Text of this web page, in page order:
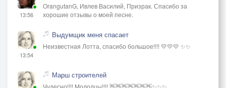
13:56
OrangutanG, Ивлев Василий, Призрак. Спасибо за
хорошие отзывы о моей песне.
13:54
Выдумщик меня спасает
Неизвестная Лотта, спасибо большое!!!! 💛💛💛 ✨✨
Марш строителей